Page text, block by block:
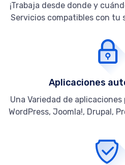
¡Trabaja desde donde y
Servicios compatibles con tu
Aplicaciones
Una Variedad de
WordPress, Joomla!, Drupal,